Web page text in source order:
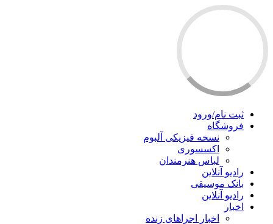
ثبت نام/ورود
فروشگاه
نسخه فیزیکی آلبوم
اکسسوری
لباس هنرمندان
رادیو آنلاین
بانک موسیقی
رادیو آنلاین
اخبار
اخبار اجراهای زنده